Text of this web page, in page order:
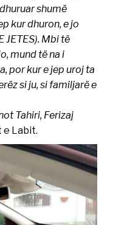
shumë
kur dhuron, e jo
JETES). Mbi të
mund të na i
por kur e jep uroj ta
si ju, si familjarë e
Tahiri, Ferizaj
e Labit.